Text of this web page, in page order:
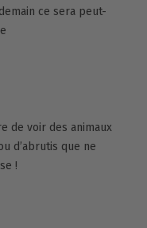
ce sera peut-
de voir des animaux
d’abrutis que ne
!